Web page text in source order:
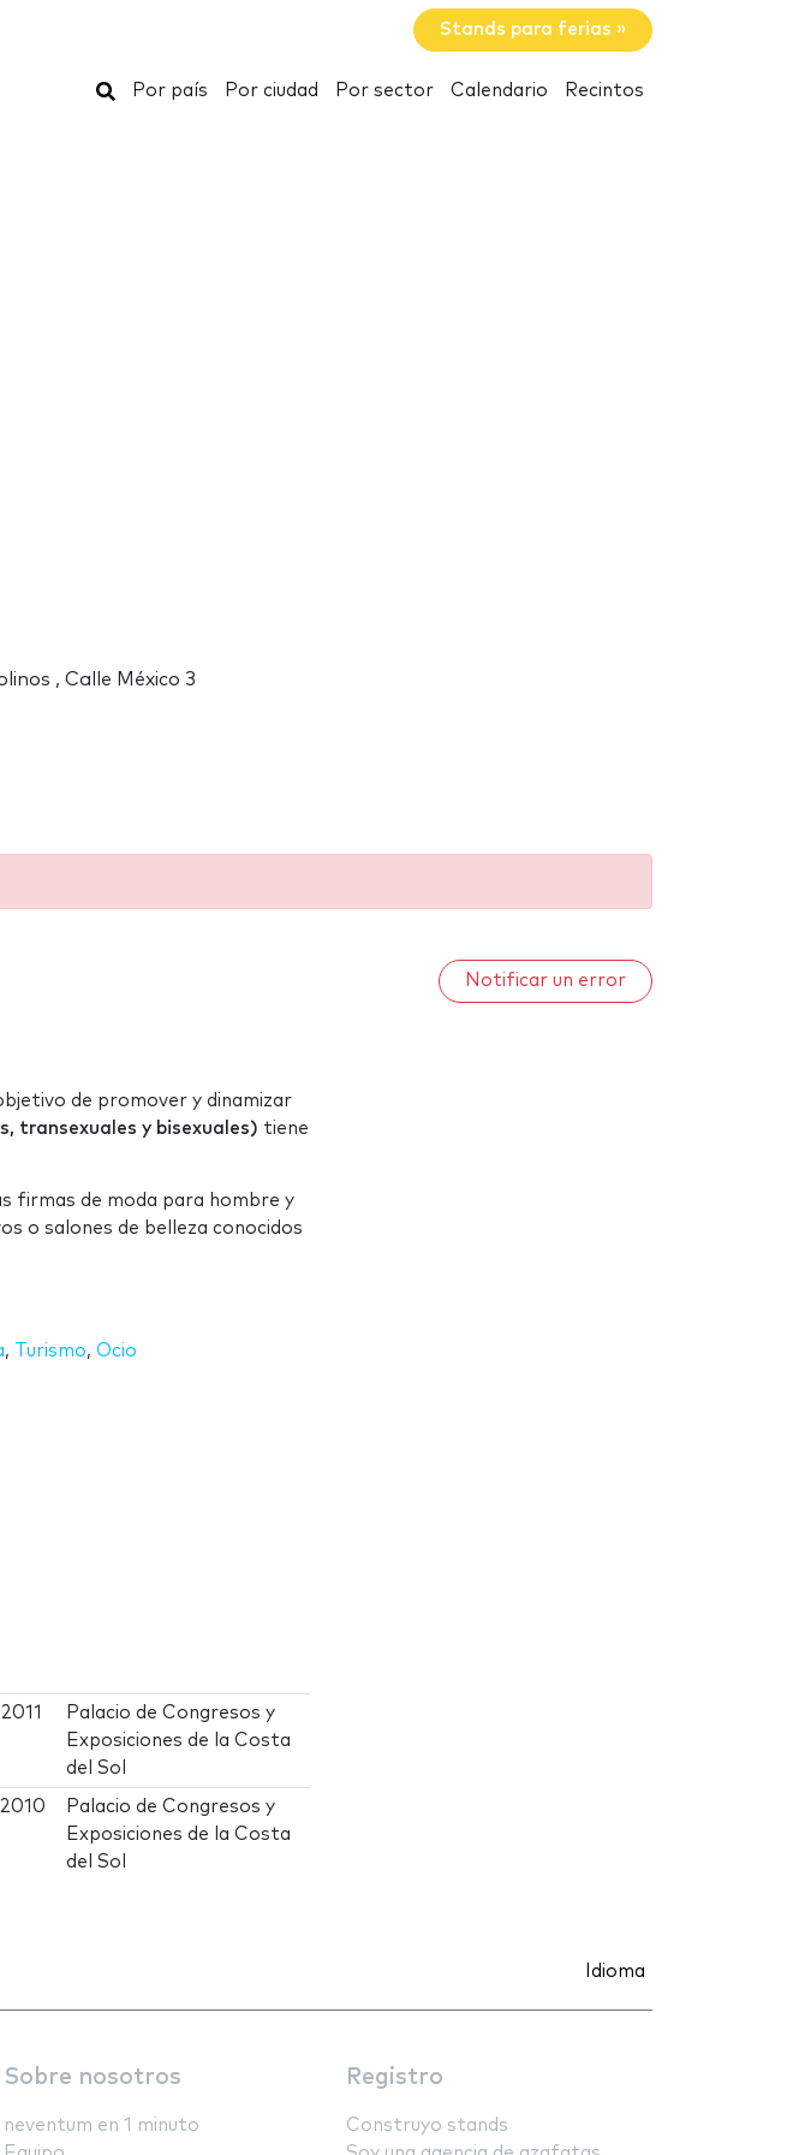
Stands para ferias »
Buscar
Por país Por ciudad Por sector Calendario Recintos
, Calle México 3
Notificar un error
de promover y dinamizar
transexuales y bisexuales) tiene
firmas de moda para hombre y
o salones de belleza conocidos
, Turismo, Ocio
Palacio de Congresos y
Exposiciones de la Costa
del Sol
Palacio de Congresos y
Exposiciones de la Costa
del Sol
Idioma
Sobre nosotros
neventum en 1 minuto
Registro
Construyo stands